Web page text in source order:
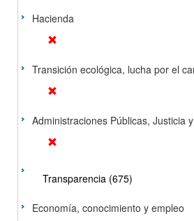
Hacienda
Transición ecológica, lucha por el
Administraciones Públicas, Justicia
Transparencia (675)
Economía, conocimiento y empleo